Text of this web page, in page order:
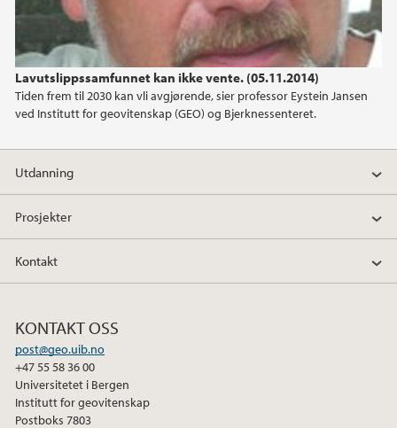
Lavutslippssamfunnet kan ikke vente. (05.11.2014)
Tiden frem til 2030 kan vli avgjørende, sier professor Eystein Jansen
ved Institutt for geovitenskap (GEO) og Bjerknessenteret.
2015
2014
2013
Utdanning
Prosjekter
Kontakt
KONTAKT OSS
post@geo.uib.no
+47 55 58 36 00
Universitetet i Bergen
Institutt for geovitenskap
Postboks 7803